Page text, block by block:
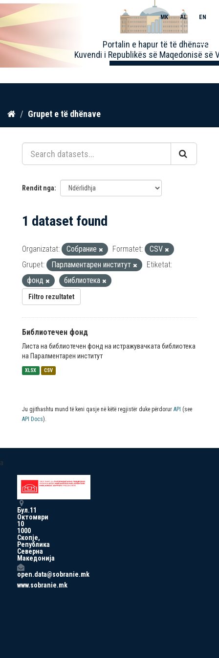
Kalo
përmbajtja
Portalin e hapur të të dhënave
Kuvendi i Republikës së Maqedonisë së
MK AL EN
Toggle
Grupet e të dhënave
Rendit nga
1 dataset found
Organizatat: Собрание Formatet:
CSV
Grupet:
Парламентарен институт
Etiketat:
фонд
библиотека
Filtro rezultatet
Библиотечен фонд
Листа на библиотечен фонд на истражувачката библиотека
на Паралментарен институт
XLSX CSV
Ju gjithashtu mund të keni qasje në këtë regjistër duke përdorur API (see
API Docs).
a
Бул.11
Октомври
10
1000
Скопје,
Република
Северна
Македонија
open.data@sobranie.mk
www.sobranie.mk